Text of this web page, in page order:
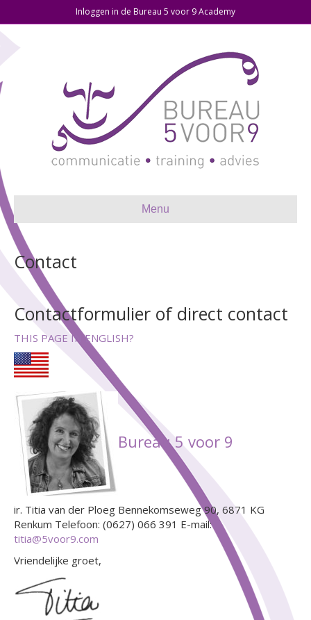
Inloggen in de Bureau 5 voor 9 Academy
Menu
Contact
Contactformulier of direct contact
THIS PAGE IN ENGLISH?
Bureau 5 voor 9
ir. Titia van der Ploeg Bennekomseweg 90, 6871 KG
Renkum Telefoon: (0627) 066 391 E-mail:
titia@5voor9.com
Vriendelijke groet,